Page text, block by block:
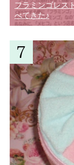
フラミンゴレス
べてきた♪